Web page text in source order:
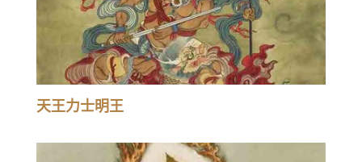
天王力士明王